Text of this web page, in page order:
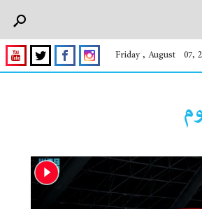
Friday , August 07,